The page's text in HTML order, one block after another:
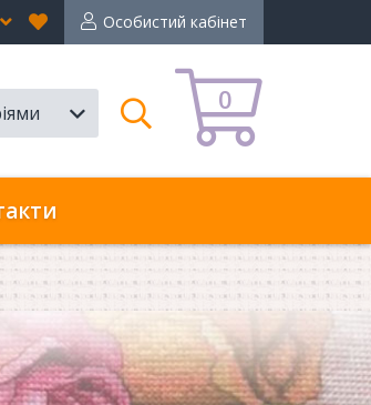
Особистий кабінет
Вибране
en
0
Пошук